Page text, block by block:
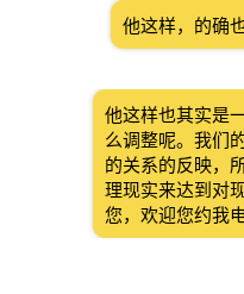
他这样，的确
他这样也其实是
么调整呢。我们
的关系的反映，
理现实来达到对
您，欢迎您约我